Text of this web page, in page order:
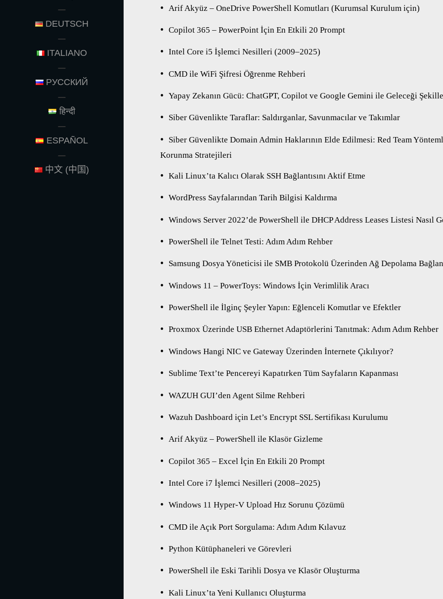
DEUTSCH
ITALIANO
РУССКИЙ
हिन्दी
ESPAÑOL
中文 (中国)
Arif Akyüz – OneDrive PowerShell Komutları (Kurumsal Kurulum için)
Copilot 365 – PowerPoint İçin En Etkili 20 Prompt
Intel Core i5 İşlemci Nesilleri (2009–2025)
CMD ile WiFi Şifresi Öğrenme Rehberi
Yapay Zekanın Gücü: ChatGPT, Copilot ve Google Gemini ile Geleceği
Siber Güvenlikte Taraflar: Saldırganlar, Savunmacılar ve Takımlar
Siber Güvenlikte Domain Admin Haklarının Elde Edilmesi: Red Team
Korunma Stratejileri
Kali Linux’ta Kalıcı Olarak SSH Bağlantısını Aktif Etme
WordPress Sayfalarından Tarih Bilgisi Kaldırma
Windows Server 2022’de PowerShell ile DHCP Address Leases Listesi Nasıl
PowerShell ile Telnet Testi: Adım Adım Rehber
Samsung Dosya Yöneticisi ile SMB Protokolü Üzerinden Ağ Depolama
Windows 11 – PowerToys: Windows İçin Verimlilik Aracı
PowerShell ile İlginç Şeyler Yapın: Eğlenceli Komutlar ve Efektler
Proxmox Üzerinde USB Ethernet Adaptörlerini Tanıtmak: Adım Adım Rehber
Windows Hangi NIC ve Gateway Üzerinden İnternete Çıkılıyor?
Sublime Text’te Pencereyi Kapatırken Tüm Sayfaların Kapanması
WAZUH GUI’den Agent Silme Rehberi
Wazuh Dashboard için Let’s Encrypt SSL Sertifikası Kurulumu
Arif Akyüz – PowerShell ile Klasör Gizleme
Copilot 365 – Excel İçin En Etkili 20 Prompt
Intel Core i7 İşlemci Nesilleri (2008–2025)
Windows 11 Hyper-V Upload Hız Sorunu Çözümü
CMD ile Açık Port Sorgulama: Adım Adım Kılavuz
Python Kütüphaneleri ve Görevleri
PowerShell ile Eski Tarihli Dosya ve Klasör Oluşturma
Kali Linux’ta Yeni Kullanıcı Oluşturma